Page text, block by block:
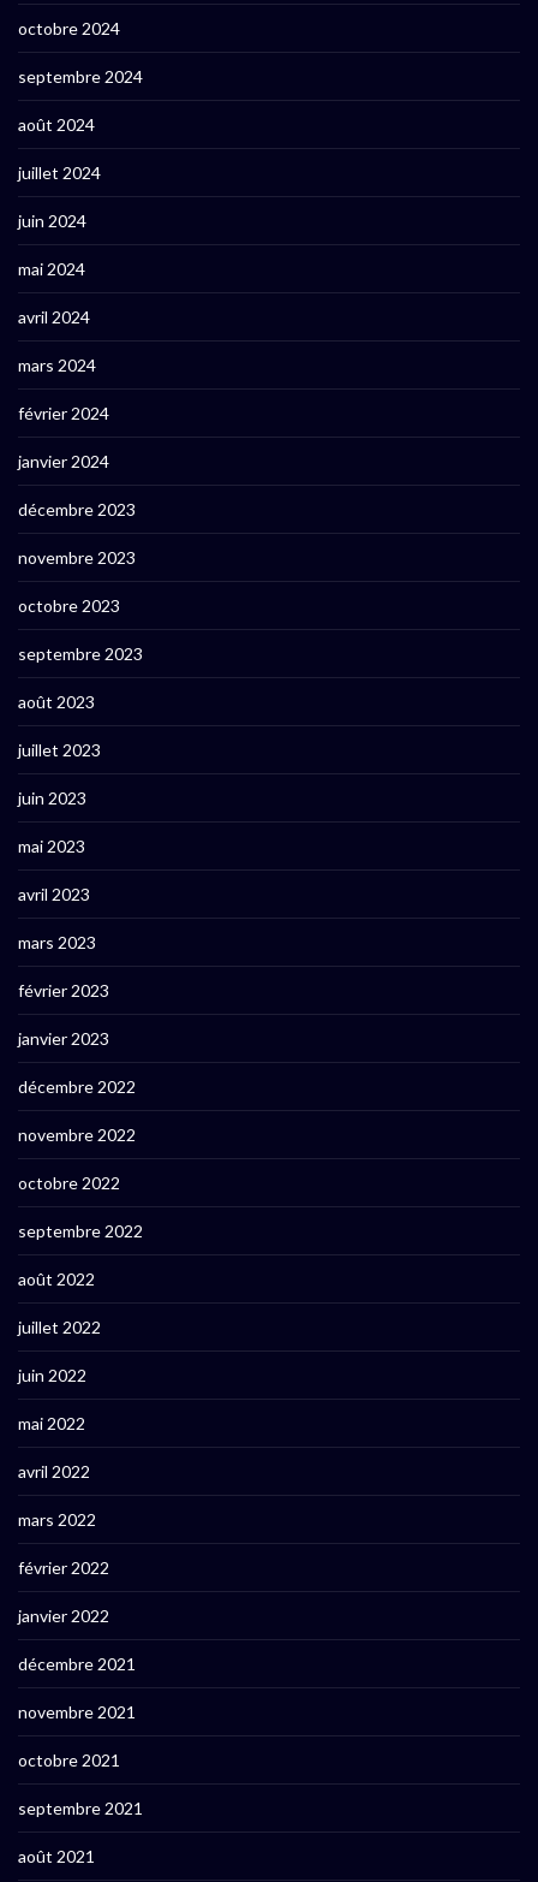
octobre 2024
septembre 2024
août 2024
juillet 2024
juin 2024
mai 2024
avril 2024
mars 2024
février 2024
janvier 2024
décembre 2023
novembre 2023
octobre 2023
septembre 2023
août 2023
juillet 2023
juin 2023
mai 2023
avril 2023
mars 2023
février 2023
janvier 2023
décembre 2022
novembre 2022
octobre 2022
septembre 2022
août 2022
juillet 2022
juin 2022
mai 2022
avril 2022
mars 2022
février 2022
janvier 2022
décembre 2021
novembre 2021
octobre 2021
septembre 2021
août 2021